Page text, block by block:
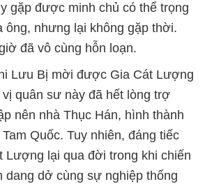
gặp được minh chủ có thể trọng
ông, nhưng lại không gặp thời.
đã vô cùng hỗn loạn.
Lưu Bị mời được Gia Cát Lượng
quân sư này đã hết lòng trợ
nên nhà Thục Hán, hình thành
Quốc. Tuy nhiên, đáng tiếc
Lượng lại qua đời trong khi chiến
dang dở cùng sự nghiệp thống